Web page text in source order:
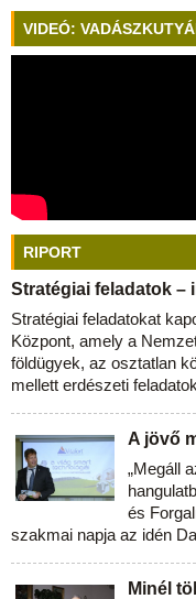
VIDEÓ:
RIPORT
Stratégiai feladatok –
Stratégiai feladatokat
Központ, amely a
földügyek, az osztatlan
mellett erdészeti
A jövő
„Megáll
és
szakmai napja az idén
Minél